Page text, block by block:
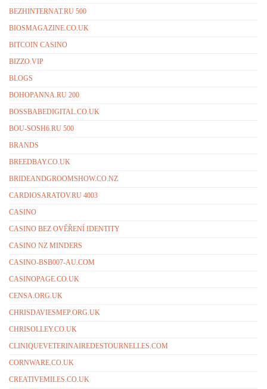
BEZHINTERNAT.RU 500
BIOSMAGAZINE.CO.UK
BITCOIN CASINO
BIZZO.VIP
BLOGS
BOHOPANNA.RU 200
BOSSBABEDIGITAL.CO.UK
BOU-SOSH6.RU 500
BRANDS
BREEDBAY.CO.UK
BRIDEANDGROOMSHOW.CO.NZ
CARDIOSARATOV.RU 4003
CASINO
CASINO BEZ OVĚŘENÍ IDENTITY
CASINO NZ MINDERS
CASINO-BSB007-AU.COM
CASINOPAGE.CO.UK
CENSA.ORG.UK
CHRISDAVIESMEP.ORG.UK
CHRISOLLEY.CO.UK
CLINIQUEVETERINAIREDESTOURNELLES.COM
CORNWARE.CO.UK
CREATIVEMILES.CO.UK